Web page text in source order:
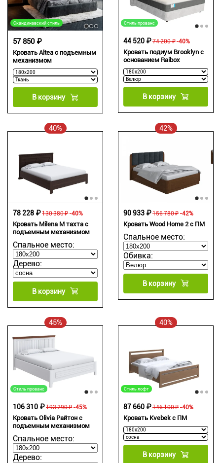
Скандинавский стиль
Кровать Altea с подъемным
механизмом
57 850 ₽
В корзину
Стиль прованс
Кровать подиум Brooklyn с
основанием Raibox
74 200 ₽
44 520 ₽ -40%
В корзину
40%
Кровать Milena М тахта с
подъемным механизмом
Спальное место:
Дерево:
130 380 ₽
78 228 ₽ -40%
В корзину
42%
Кровать Wood Home 2 с ПМ
Спальное место:
Обивка:
156 780 ₽
90 933 ₽ -42%
В корзину
45%
Стиль прованс
Кровать Olivia Райтон с
подъемным механизмом
Спальное место:
Дерево:
193 290 ₽
106 310 ₽ -45%
40%
Стиль лофт
Кровать Kvebek с ПМ
146 100 ₽
87 660 ₽ -40%
В корзину